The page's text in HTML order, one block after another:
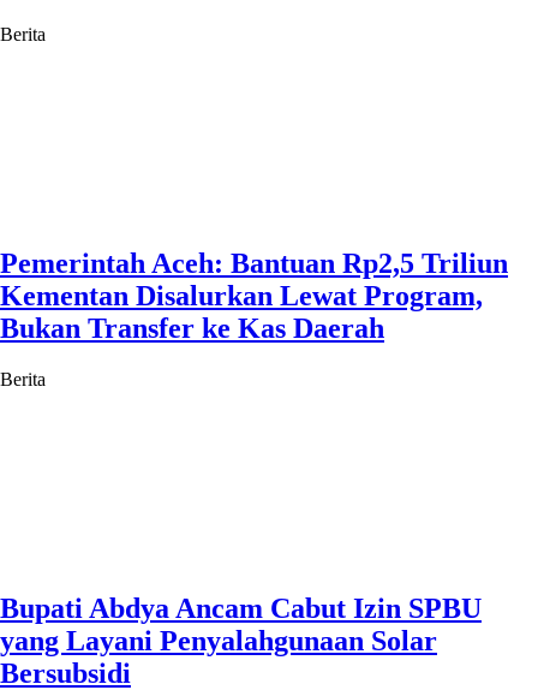
Berita
Pemerintah Aceh: Bantuan Rp2,5 Triliun
Kementan Disalurkan Lewat Program,
Bukan Transfer ke Kas Daerah
Berita
Bupati Abdya Ancam Cabut Izin SPBU
yang Layani Penyalahgunaan Solar
Bersubsidi